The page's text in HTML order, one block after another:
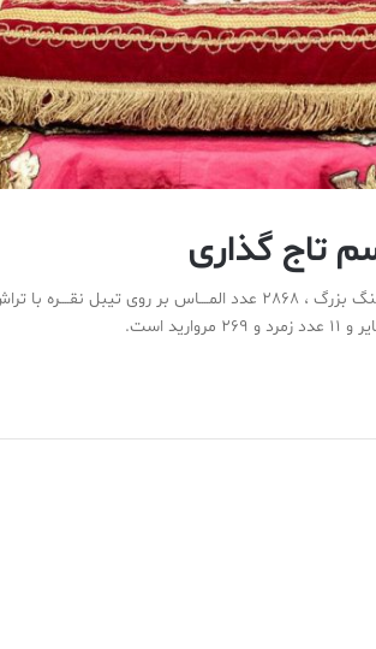
تاج گذاری
اج سلطنتی با فریم طلا و سوار شده با 3 عدد سنگ بزرگ ، 2868 عدد المــــاس بر